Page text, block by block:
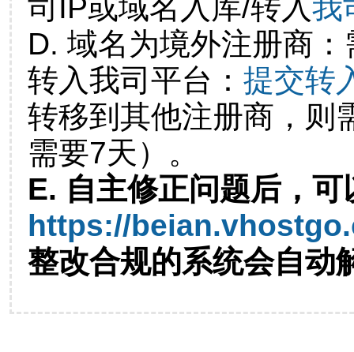
司IP或域名入库/转入我
D. 域名为境外注册商
转入我司平台： 提交转
转移到其他注册商，则
需要7天）。
E. 自主修正问题后，可
https://
整改合规的系统会自动